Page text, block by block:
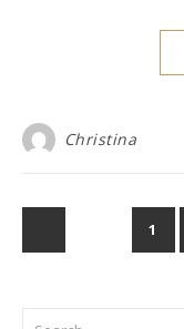
Christina
1